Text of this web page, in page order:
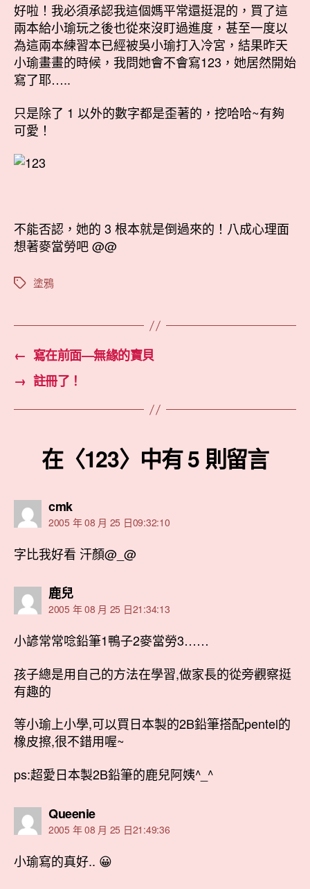
好啦！我必須承認我這個媽平常還挺混的，買了這
兩本給小瑜玩之後也從來沒盯過進度，甚至一度以
為這兩本練習本已經被吳小瑜打入冷宮，結果昨天
小瑜畫畫的時候，我問她會不會寫123，她居然開始
寫了耶…..
只是除了 1 以外的數字都是歪著的，挖哈哈~有夠
可愛！
不能否認，她的 3 根本就是倒過來的！八成心理面
想著麥當勞吧 @@
標
塗鴉
← 寫在前面—無緣的寶貝
→ 註冊了！
在〈123〉中有 5 則留言
cmk表
示:
2005 年 08 月 25 日09:32:10
字比我好看 汗顏@_@
鹿兒表
示:
2005 年 08 月 25 日21:34:13
小諺常常唸鉛筆1鴨子2麥當勞3……
孩子總是用自己的方法在學習,做家長的從旁觀察挺
有趣的
等小瑜上小學,可以買日本製的2B鉛筆搭配pentel的
橡皮擦,很不錯用喔~
ps:超愛日本製2B鉛筆的鹿兒阿姨^_^
Queenie表
示:
2005 年 08 月 25 日21:49:36
小瑜寫的真好.. 😀